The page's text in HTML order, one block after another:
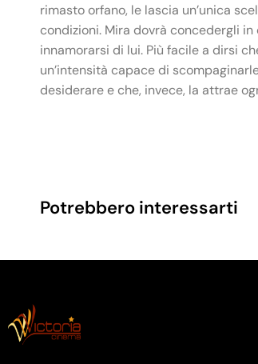
rimasto orfano, le lascia un’unica
condizioni. Mira dovrà concedergli
innamorarsi di lui. Più facile a dirsi
un’intensità capace di
desiderare e che, invece, la attrae
Potrebbero interessarti